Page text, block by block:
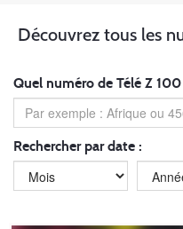
Découvrez tous les
Quel numéro de Télé Z
Rechercher par date :